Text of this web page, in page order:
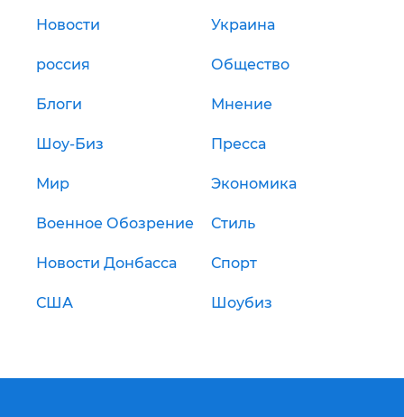
Новости Украина
россия Общество
Блоги Мнение
Шоу-Биз Пресса
Мир Экономика
Военное Обозрение Стиль
Новости Донбасса Спорт
США Шоубиз